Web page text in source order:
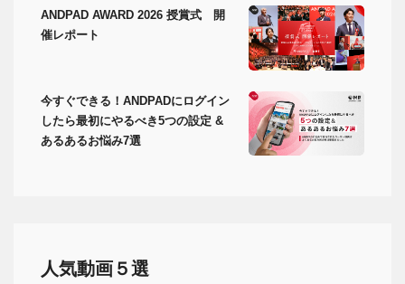
ANDPAD AWARD 2026 授賞式 開
催レポート
今すぐできる！ANDPADにログイン
したら最初にやるべき5つの設定 &
あるあるお悩み7選
人気動画５選